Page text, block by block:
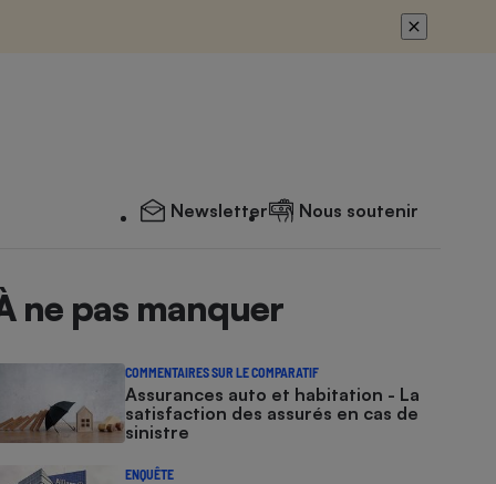
Newsletter Nous soutenir
ne pas manquer
COMMENTAIRES SUR LE COMPARATIF
Assurances auto et habitation - La
satisfaction des assurés en cas de
sinistre
ENQUÊTE